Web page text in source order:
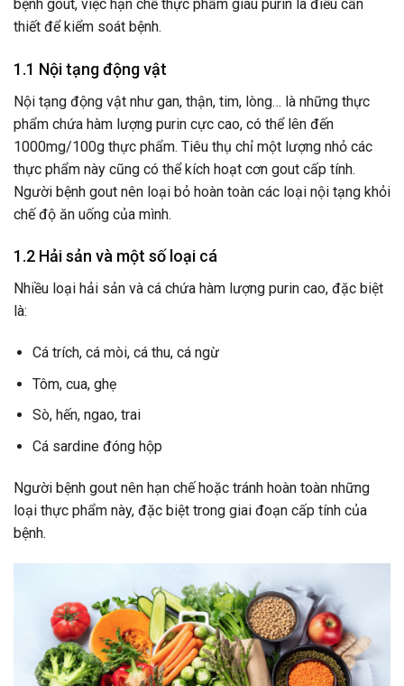
bệnh gout, việc hạn chế thực phẩm giàu purin là điều cần
thiết để kiểm soát bệnh.
1.1 Nội tạng động vật
Nội tạng động vật như gan, thận, tim, lòng… là những thực
phẩm chứa hàm lượng purin cực cao, có thể lên đến
1000mg/100g thực phẩm. Tiêu thụ chỉ một lượng nhỏ các
thực phẩm này cũng có thể kích hoạt cơn gout cấp tính.
Người bệnh gout nên loại bỏ hoàn toàn các loại nội tạng khỏi
chế độ ăn uống của mình.
1.2 Hải sản và một số loại cá
Nhiều loại hải sản và cá chứa hàm lượng purin cao, đặc biệt
là:
Cá trích, cá mòi, cá thu, cá ngừ
Tôm, cua, ghẹ
Sò, hến, ngao, trai
Cá sardine đóng hộp
Người bệnh gout nên hạn chế hoặc tránh hoàn toàn những
loại thực phẩm này, đặc biệt trong giai đoạn cấp tính của
bệnh.